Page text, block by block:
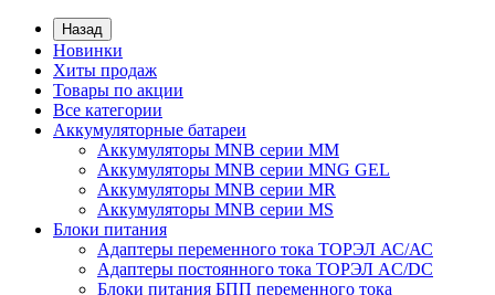
Назад
Новинки
Хиты продаж
Товары по акции
Все категории
Аккумуляторные батареи
Аккумуляторы MNB серии MM
Аккумуляторы MNB серии MNG GEL
Аккумуляторы MNB серии MR
Аккумуляторы MNB серии MS
Блоки питания
Адаптеры переменного тока ТОРЭЛ АС/АС
Адаптеры постоянного тока ТОРЭЛ AC/DC
Блоки питания БПП переменного тока